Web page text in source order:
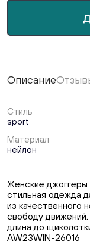
Описание
Стиль
sport
Материал
нейлон
Женские
стильная одежда
из качественного
свободу
длина до
AW23WIN-26016